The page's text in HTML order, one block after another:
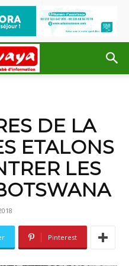
DE LA
ETALONS
LES
Pinterest